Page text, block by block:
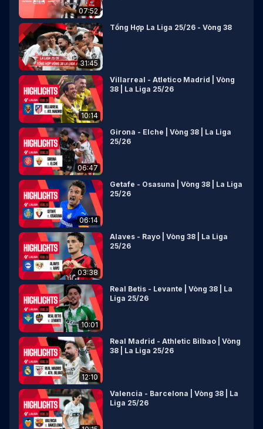
07:52
31:45
Tổng Hợp La Liga 25/26 - Vòng 38
10:14
Villarreal - Atletico Madrid | Vòng
38 | La Liga 25/26
06:47
Girona - Elche | Vòng 38 | La Liga
25/26
06:14
Getafe - Osasuna | Vòng 38 | La Liga
25/26
03:38
Alaves - Rayo | Vòng 38 | La Liga
25/26
10:01
Real Betis - Levante | Vòng 38 | La
Liga 25/26
12:10
Real Madrid - Athletic Bilbao | Vòng
38 | La Liga 25/26
Valencia - Barcelona | Vòng 38 | La
Liga 25/26